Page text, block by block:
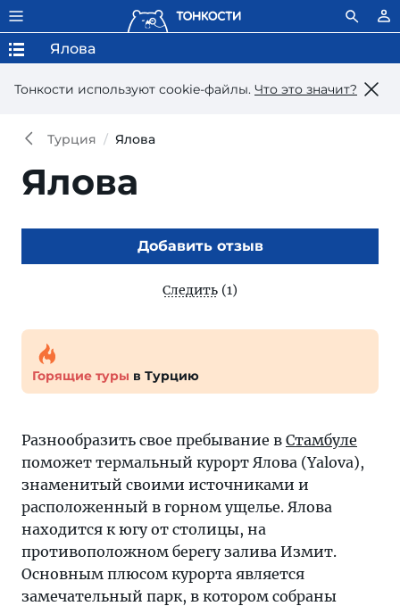
Тонкости используют сookie-файлы. Что это значит?
Ялова
Турция Ялова
Ялова
Добавить отзыв
Следить (1)
Горящие туры в Турцию
Разнообразить свое пребывание в Стамбуле
поможет термальный курорт Ялова (Yalova),
знаменитый своими источниками и
расположенный в горном ущелье. Ялова
находится к югу от столицы, на
противоположном берегу залива Измит.
Основным плюсом курорта является
замечательный парк, в котором собраны